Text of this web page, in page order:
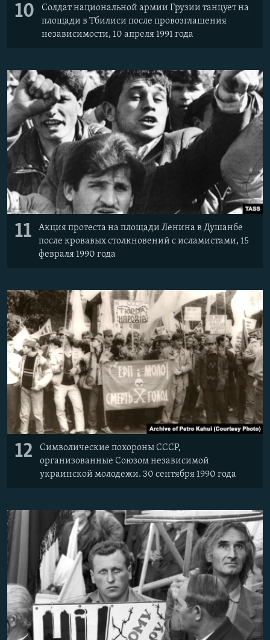
10
Солдат национальной армии Грузии танцует на
площади в Тбилиси после провозглашения
независимости, 10 апреля 1991 года
11
Акция протеста на площади Ленина в Душанбе
после кровавых столкновений с исламистами, 15
февраля 1990 года
12
Символические похороны СССР,
организованные Союзом независимой
украинской молодежи. 30 сентября 1990 года